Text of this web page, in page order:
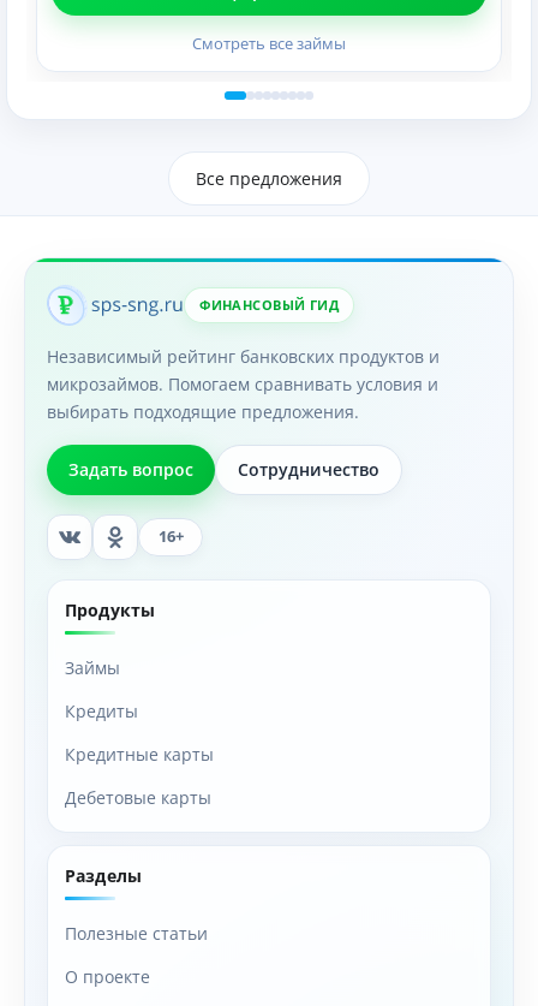
Смотреть все займы
Все предложения
ФИНАНСОВЫЙ ГИД
Независимый рейтинг банковских продуктов и
микрозаймов. Помогаем сравнивать условия и
выбирать подходящие предложения.
Задать вопрос Сотрудничество
16+
Продукты
Займы
Кредиты
Кредитные карты
Дебетовые карты
Разделы
Полезные статьи
О проекте